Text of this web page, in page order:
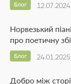
12.07.2024
Блог
Норвезький
про поетичну
24.01.2025
Блог
Добро між